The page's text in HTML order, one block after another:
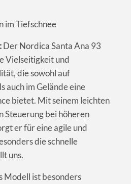
im Tiefschnee
Der Nordica Santa Ana 93
Vielseitigkeit und
die sowohl auf
auch im Gelände eine
bietet. Mit seinem leichten
Steuerung bei höheren
er für eine agile und
die schnelle
uns.
Modell ist besonders